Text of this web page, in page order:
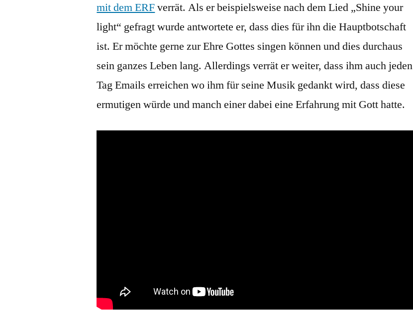
mit dem ERFverrät. Als er beispielsweise nach dem Lied „Shine your
light“ gefragt wurde antwortete er, dass dies für ihn die Hauptbotschaft
ist. Er möchte gerne zur Ehre Gottes singen können und dies durchaus
sein ganzes Leben lang. Allerdings verrät er weiter, dass ihm auch jeden
Tag Emails erreichen wo ihm für seine Musik gedankt wird, dass diese
ermutigen würde und manch einer dabei eine Erfahrung mit Gott hatte.